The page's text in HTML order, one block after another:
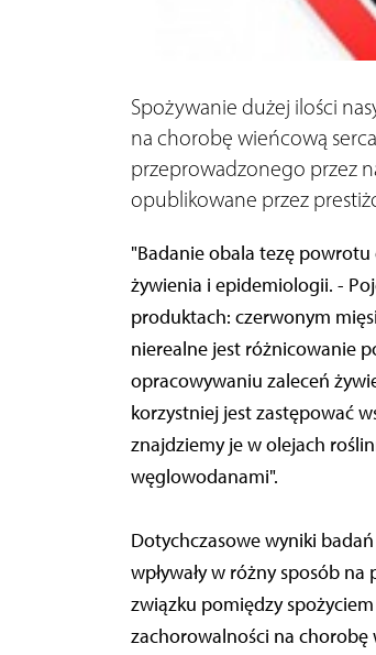
Spożywanie dużej ilości
na chorobę wieńcową
przeprowadzonego przez
opublikowane przez
"Badanie obala tezę powrotu
żywienia i epidemiologii. -
produktach: czerwonym
nierealne jest różnicowanie
opracowywaniu zaleceń
korzystniej jest zastępować
znajdziemy je w olejach
węglowodanami".
Dotychczasowe wyniki
wpływały w różny sposób
związku pomiędzy
zachorowalności na chorobę